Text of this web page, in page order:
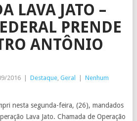
LAVA JATO –
PRENDE
ANTÔNIO
2016 Destaque, Geral
Nenhum
nesta segunda-feira, (26), mandados
Lava Jato. Chamada de Operação